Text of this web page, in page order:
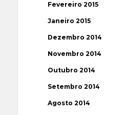
Fevereiro 2015
Janeiro 2015
Dezembro 2014
Novembro 2014
Outubro 2014
Setembro 2014
Agosto 2014